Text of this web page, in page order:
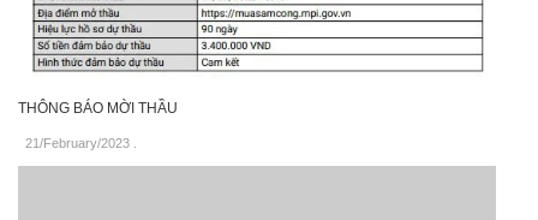
THÔNG BÁO MỜI THẦU
21/February/2023